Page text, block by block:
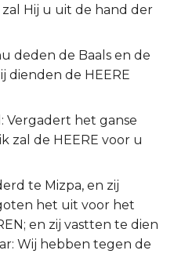
Hij u uit de hand der
deden de Baals en de
dienden de HEERE
Vergadert het ganse
zal de HEERE voor u
te Mizpa, en zij
het uit voor het
en zij vastten te dien
Wij hebben tegen de